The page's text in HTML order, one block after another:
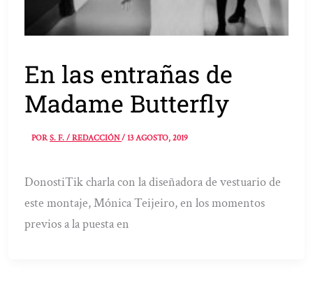
En las entrañas de
Madame Butterfly
PORS. F. / REDACCIÓN/13 AGOSTO, 2019
DonostiTik charla con la diseñadora de vestuario de
este montaje, Mónica Teijeiro, en los momentos
previos a la puesta en